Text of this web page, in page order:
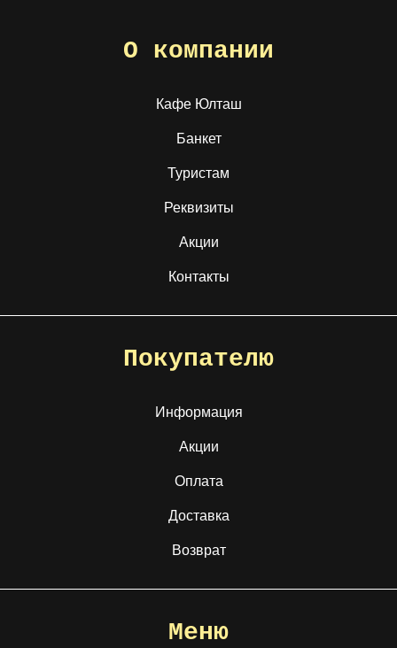
О компании
Кафе Юлташ
Банкет
Туристам
Реквизиты
Акции
Контакты
Покупателю
Информация
Акции
Оплата
Доставка
Возврат
Меню